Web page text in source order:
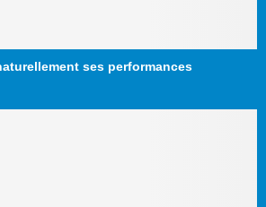
ses performances